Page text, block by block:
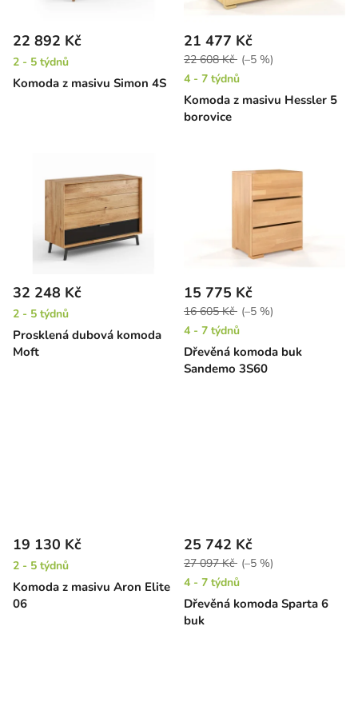
Komoda z masivu Simon 4S
22 892 Kč
2 - 5 týdnů
Komoda z masivu Hessler 5
borovice
21 477 Kč
22 608 Kč (–5 %)
4 - 7 týdnů
Prosklená dubová komoda
Moft
32 248 Kč
2 - 5 týdnů
Dřevěná komoda buk
Sandemo 3S60
15 775 Kč
16 605 Kč (–5 %)
4 - 7 týdnů
Komoda z masivu Aron Elite
06
19 130 Kč
2 - 5 týdnů
Dřevěná komoda Sparta 6
buk
25 742 Kč
27 097 Kč (–5 %)
4 - 7 týdnů